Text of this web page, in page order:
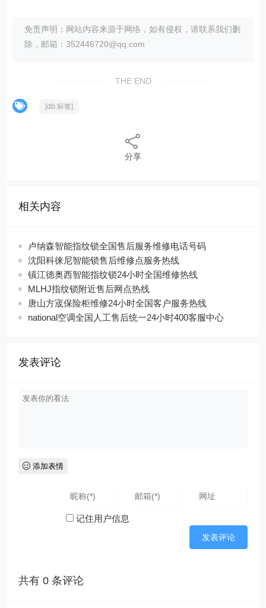
免责声明：网站内容来源于网络，如有侵权，请联系我们删
除，邮箱：352446720@qq.com
THE END
[db:标签]
分享
相关内容
卢纳森智能指纹锁全国售后服务维修电话号码
沈阳科徕尼智能锁售后维修点服务热线
镇江德奥西智能指纹锁24小时全国维修热线
MLHJ指纹锁附近售后网点热线
唐山方宬保险柜维修24小时全国客户服务热线
national空调全国人工售后统一24小时400客服中心
发表评论
添加表情
记住用户信息
共有0 条评论